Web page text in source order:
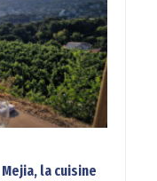
la cuisine